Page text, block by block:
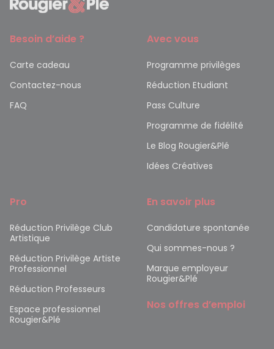
Besoin d’aide ?
Carte cadeau
Contactez-nous
FAQ
Avec vous
Programme privilèges
Réduction Etudiant
Pass Culture
Programme de fidélité
Le Blog Rougier&Plé
Idées Créatives
Pro
Réduction Privilège Club
Artistique
Réduction Privilège Artiste
Professionnel
Réduction Professeurs
Espace professionnel
Rougier&Plé
En savoir plus
Candidature spontanée
Qui sommes-nous ?
Marque employeur
Rougier&Plé
Nos offres d’emploi